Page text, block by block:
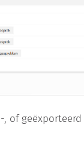
of geëxporteerd